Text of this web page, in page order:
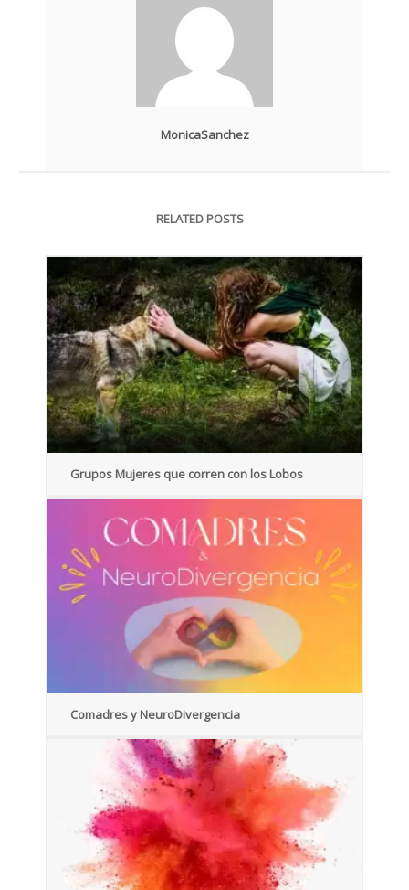
MonicaSanchez
RELATED POSTS
Grupos Mujeres que corren con los Lobos
Comadres y NeuroDivergencia